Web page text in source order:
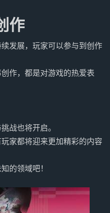
作
发展，玩家可以参与到创作
作，都是对游戏的热爱表
战也将开启。
家都将迎来更加精彩的内容
的领域吧！